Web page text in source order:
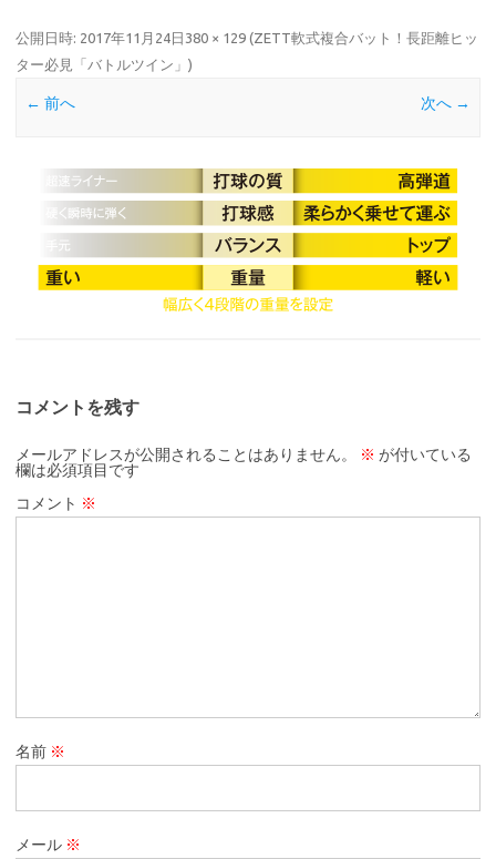
公開日時: 2017年11月24日 380 × 129 (ZETT軟式複合バット！長距離ヒッ
ター必見「バトルツイン」 )
← 前へ 次へ →
コメントを残す
メールアドレスが公開されることはありません。 ※ が付いている
欄は必須項目です
コメント ※
名前 ※
メール ※